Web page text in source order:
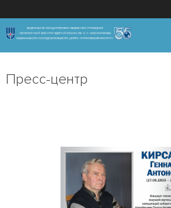
Пресс-центр